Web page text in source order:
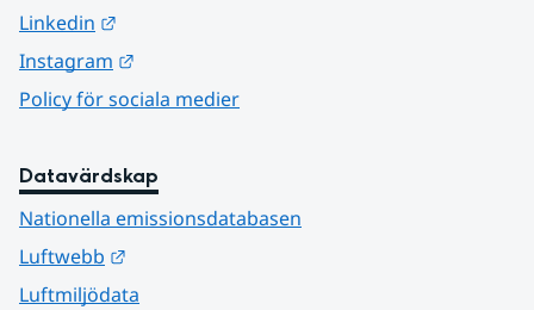
Linkedin
Instagram
Policy för sociala medier
Datavärdskap
Nationella emissionsdatabasen
Luftwebb
Luftmiljödata